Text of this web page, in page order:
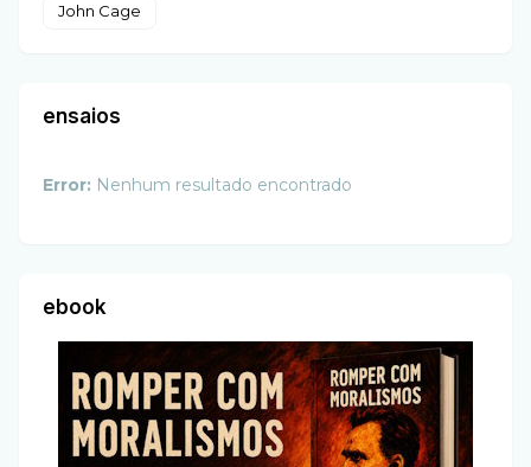
John Cage
ensaios
Error: Nenhum resultado encontrado
ebook